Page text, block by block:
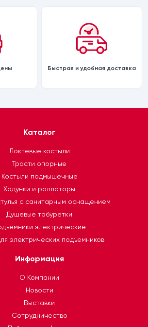
Быстрая и удобная доставка
Каталог
Локтевые костыли
Трости опорные
Костыли подмышечные
Ходунки и роллаторы
с санитарным оснащением
Душевые табуретки
электрические
электрических подъемников
Информация
О Компании
Новости
Выставки
Сотрудничество